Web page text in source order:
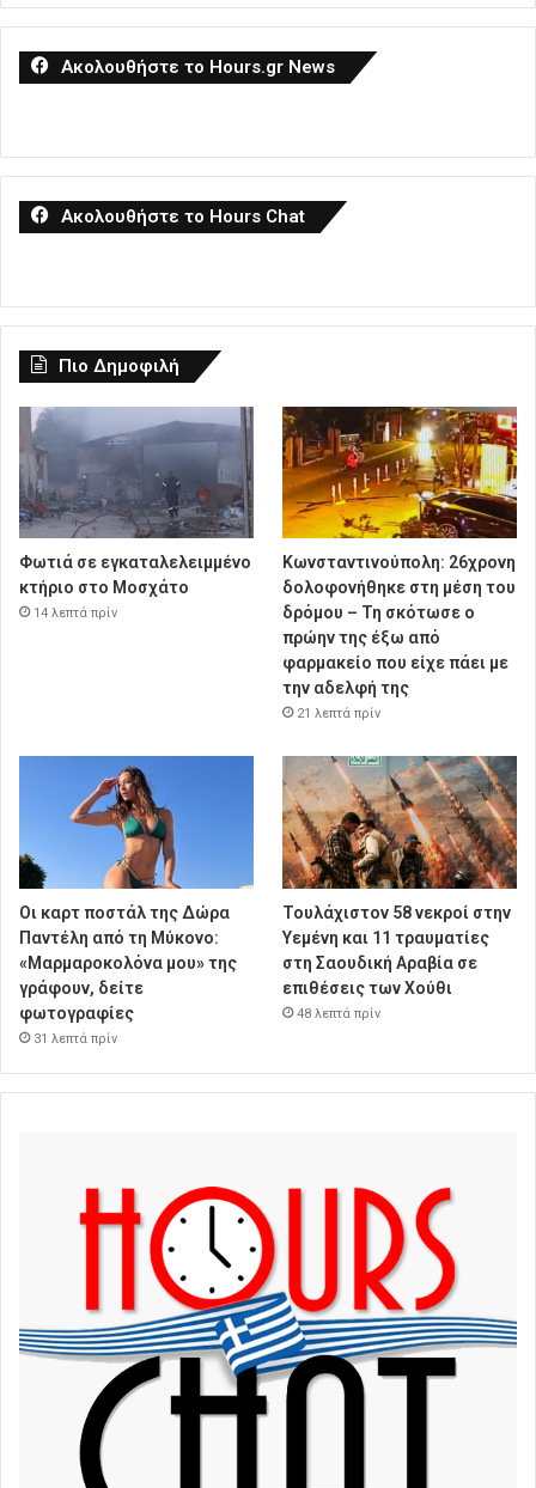
Ακολουθήστε το Hours.gr News
Ακολουθήστε το Hours Chat
Πιο Δημοφιλή
Φωτιά σε εγκαταλελειμμένο
κτήριο στο Μοσχάτο
14 λεπτά πρίν
Κωνσταντινούπολη: 26χρονη
δολοφονήθηκε στη μέση του
δρόμου – Τη σκότωσε ο
πρώην της έξω από
φαρμακείο που είχε πάει με
την αδελφή της
21 λεπτά πρίν
Οι καρτ ποστάλ της Δώρα
Παντέλη από τη Μύκονο:
«Μαρμαροκολόνα μου» της
γράφουν, δείτε
φωτογραφίες
31 λεπτά πρίν
Τουλάχιστον 58 νεκροί στην
Υεμένη και 11 τραυματίες
στη Σαουδική Αραβία σε
επιθέσεις των Χούθι
48 λεπτά πρίν